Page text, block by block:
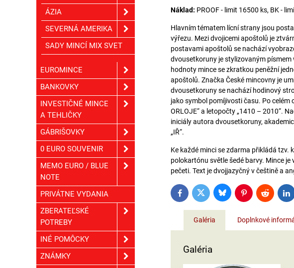
Náklad: PROOF - limit 16500 ks, BK -
Hlavním tématem lícní strany jsou
výřezu. Mezi dvojicemi apoštolů je
postavami apoštolů se nachází
dvousetkoruny je stylizovaným písmem
hodnoty mince se zkratkou peněžní
apoštolů. Značka České mincovny je
dvousetkoruny se nachází hodinový
jako symbol pomíjivosti času. Po celém
ORLOJE“ a letopočty „1410 – 2010“.
iniciály autora dvousetkoruny,
„IŘ“.
Ke každé minci se zdarma přikládá
polokartónu světle šedé barvy. Mince
pečeti. Text je dvojjazyčný v češtině a
FacebookTwitter BlueskyPinterestReddit
Galéria Doplnkové
Galéria
ÁZIA
SEVERNÁ AMERIKA
SADY MINCÍ MIX SVET
EUROMINCE
BANKOVKY
INVESTIČNÉ MINCE
A TEHLIČKY
GÁBRIŠOVKY
0 EURO SOUVENIR
MEMO EURO / BLUE
NOTE
PRIVÁTNE VYDANIA
ZBERATEĽSKÉ
POTREBY
INÉ POMÔCKY
ZNÁMKY